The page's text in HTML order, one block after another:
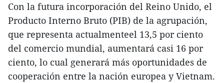
Con la futura incorporación del Reino Unido, el
Producto Interno Bruto (PIB) de la agrupación,
que representa actualmenteel 13,5 por ciento
del comercio mundial, aumentará casi 16 por
ciento, lo cual generará más oportunidades de
cooperación entre la nación europea y Vietnam.